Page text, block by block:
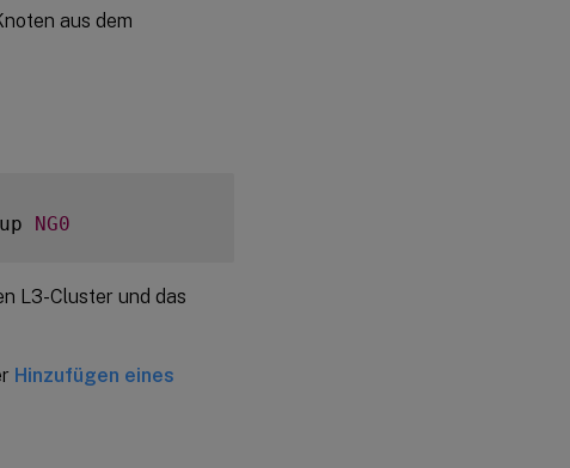
aus dem
NG0
L3-Cluster und das
Hinzufügen eines